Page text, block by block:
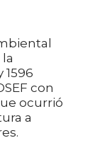
con
ocurrió
a